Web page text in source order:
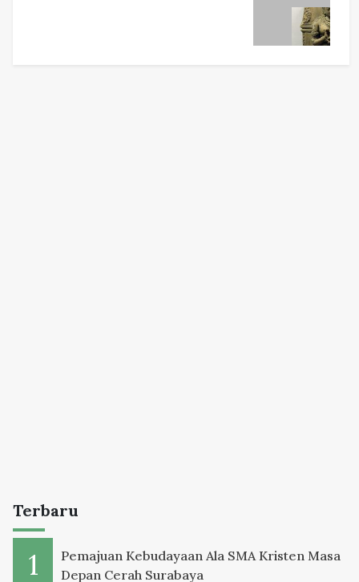
Terbaru
Pemajuan Kebudayaan Ala SMA Kristen Masa
Depan Cerah Surabaya